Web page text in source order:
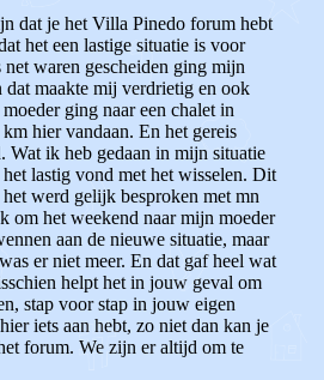
dat je het Villa Pinedo forum hebt
het een lastige situatie is voor
waren gescheiden ging mijn
dat maakte mij verdrietig en ook
ging naar een chalet in
hier vandaan. En het gereis
Wat ik heb gedaan in mijn situatie
lastig vond met het wisselen. Dit
werd gelijk besproken met mn
om het weekend naar mijn moeder
aan de nieuwe situatie, maar
er niet meer. En dat gaf heel wat
helpt het in jouw geval om
stap voor stap in jouw eigen
iets aan hebt, zo niet dan kan je
forum. We zijn er altijd om te